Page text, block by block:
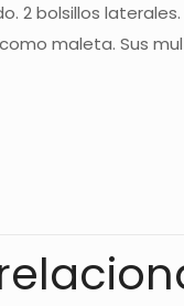
2 bolsillos
maleta. Sus
Sé el